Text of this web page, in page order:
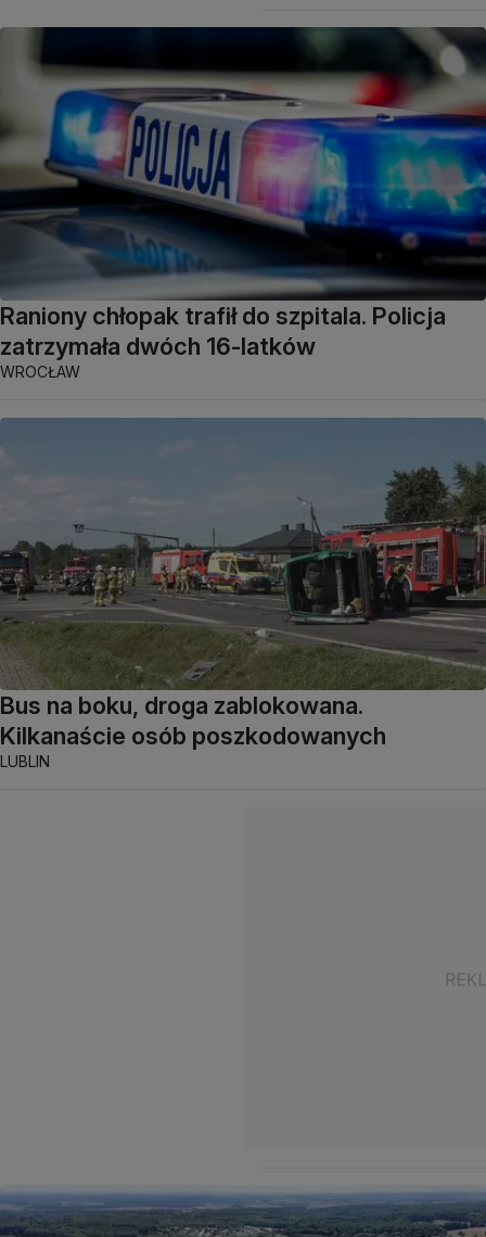
Raniony chłopak trafił do szpitala. Policja
zatrzymała dwóch 16-latków
WROCŁAW
Bus na boku, droga zablokowana.
Kilkanaście osób poszkodowanych
LUBLIN